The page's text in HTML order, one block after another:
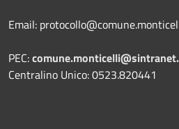
Email:
PEC:
Centralino Unico: 0523.820441